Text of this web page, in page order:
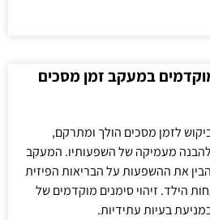
במעקב זמן מסכים
לזמן מסכים הולך ומתרקם,
להבנה מעמיקה של השפעותיו. המעקב
את ההשפעות על הבריאות הפיזית
הילד. זיהוי סימנים מוקדמים של
בעיות עתידיות.